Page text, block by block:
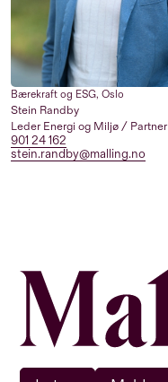
Bærekraft og ESG, Oslo
Stein Randby
Leder Energi og Miljø / Partner
901 24 162
stein.randby@malling.no